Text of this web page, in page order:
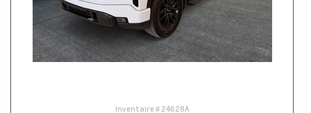
Inventaire # 24628A